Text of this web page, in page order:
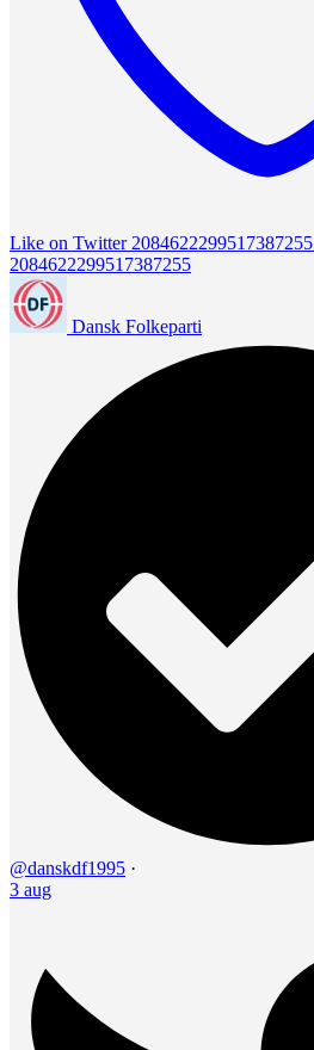
Like on Twitter 2084622299517387255
2084622299517387255
Dansk Folkeparti
@danskdf1995 ·
3 aug